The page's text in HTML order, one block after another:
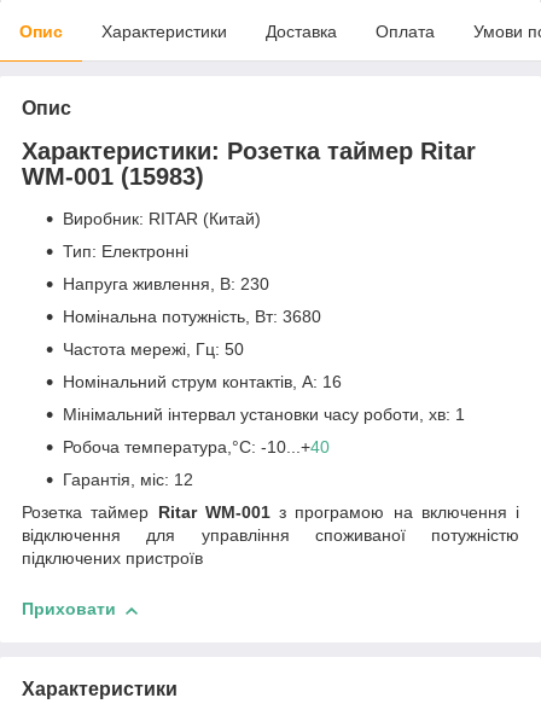
Опис Характеристики Доставка Оплата Умови
Опис
Характеристики: Розетка таймер Ritar
WM-001 (15983)
Виробник: RITAR (Китай)
Тип: Електронні
Напруга живлення, В: 230
Номінальна потужність, Вт: 3680
Частота мережі, Гц: 50
Номінальний струм контактів, А: 16
Мінімальний інтервал установки часу роботи, хв: 1
Робоча температура,°С: -10...+40
Гарантія, міс: 12
Розетка таймер Ritar WM-001з програмою на включення і
відключення для управління споживаної потужністю
підключених пристроїв
Приховати
Характеристики